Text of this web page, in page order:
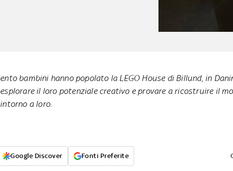
ento bambini hanno popolato la LEGO House di Billund, in
esplorare il loro potenziale creativo e provare a ricostruire il
intorno a loro.
Google Discover Fonti Preferite